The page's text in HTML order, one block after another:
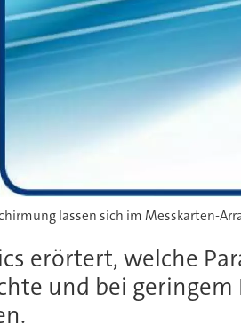
lassen sich im Messkarten-
erörtert, welche
und bei